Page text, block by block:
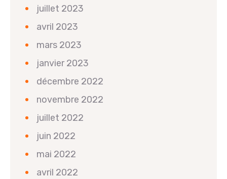
juillet 2023
avril 2023
mars 2023
janvier 2023
décembre 2022
novembre 2022
juillet 2022
juin 2022
mai 2022
avril 2022